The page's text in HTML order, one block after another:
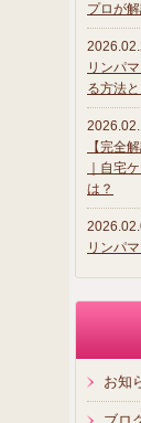
プロが
リンパ
る方法
【完全
｜自宅
は？
リンパ
お知